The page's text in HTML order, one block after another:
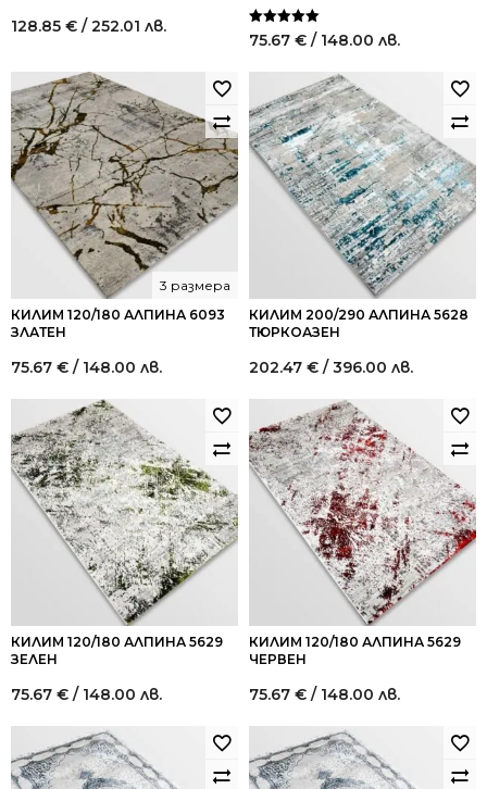
128.85 € / 252.01 лв.
Оценено на
5.00
75.67 € / 148.00 лв.
КИЛИМ 120/180 АЛПИНА 6093
ЗЛАТЕН
3 размера
75.67 € / 148.00 лв.
КИЛИМ 200/290 АЛПИНА 5628
ТЮРКОАЗЕН
202.47 € / 396.00 лв.
КИЛИМ 120/180 АЛПИНА 5629
ЗЕЛЕН
75.67 € / 148.00 лв.
КИЛИМ 120/180 АЛПИНА 5629
ЧЕРВЕН
75.67 € / 148.00 лв.